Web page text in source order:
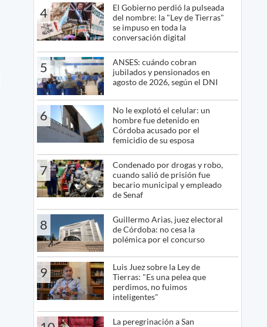
4
El Gobierno perdió la pulseada
del nombre: la "Ley de Tierras"
se impuso en toda la
conversación digital
5
ANSES: cuándo cobran
jubilados y pensionados en
agosto de 2026, según el DNI
6
No le explotó el celular: un
hombre fue detenido en
Córdoba acusado por el
femicidio de su esposa
7
Condenado por drogas y robo,
cuando salió de prisión fue
becario municipal y empleado
de Senaf
8
Guillermo Arias, juez electoral
de Córdoba: no cesa la
polémica por el concurso
9
Luis Juez sobre la Ley de
Tierras: "Es una pelea que
perdimos, no fuimos
inteligentes"
La peregrinación a San